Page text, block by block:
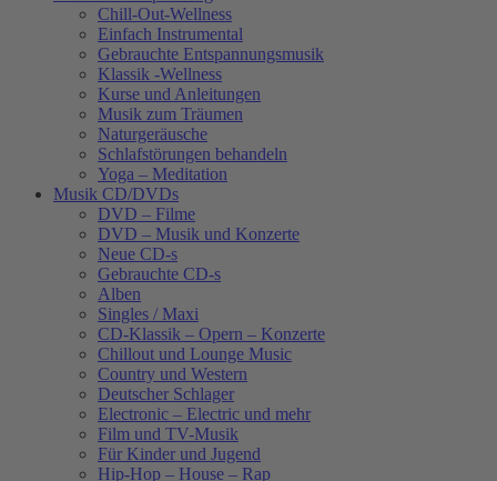
Chill-Out-Wellness
Einfach Instrumental
Gebrauchte Entspannungsmusik
Klassik -Wellness
Kurse und Anleitungen
Musik zum Träumen
Naturgeräusche
Schlafstörungen behandeln
Yoga – Meditation
Musik CD/DVDs
DVD – Filme
DVD – Musik und Konzerte
Neue CD-s
Gebrauchte CD-s
Alben
Singles / Maxi
CD-Klassik – Opern – Konzerte
Chillout und Lounge Music
Country und Western
Deutscher Schlager
Electronic – Electric und mehr
Film und TV-Musik
Für Kinder und Jugend
Hip-Hop – House – Rap